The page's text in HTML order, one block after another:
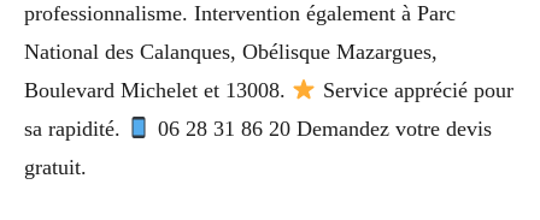
professionnalisme. Intervention également à Parc
National des Calanques, Obélisque Mazargues,
Boulevard Michelet et 13008.
Service apprécié pour
sa rapidité.
06 28 31 86 20 Demandez votre devis
gratuit.